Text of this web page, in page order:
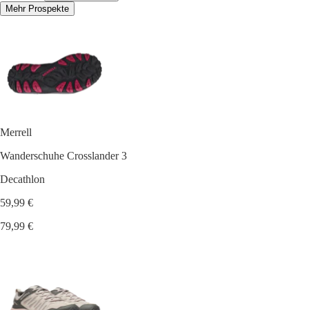
Mehr Prospekte
Merrell
Wanderschuhe Crosslander 3
Decathlon
59,99 €
79,99 €